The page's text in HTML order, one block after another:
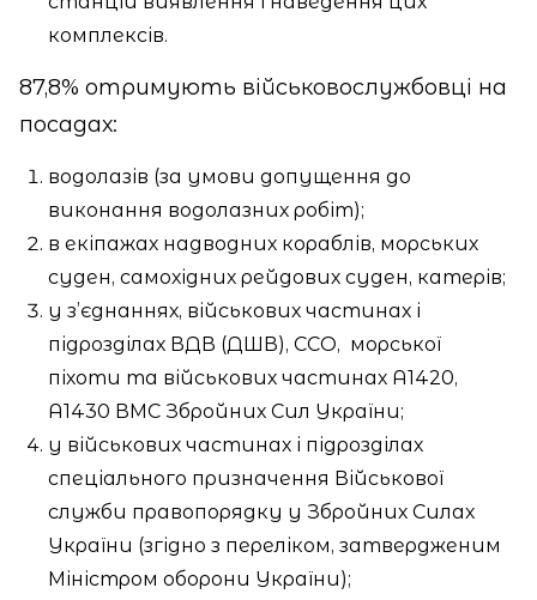
комплексів.
87,8% отримують військовослужбовці на
посадах:
водолазів (за умови допущення до
виконання водолазних робіт);
в екіпажах надводних кораблів, морських
суден, самохідних рейдових суден, катерів;
у з’єднаннях, військових частинах і
підрозділах ВДВ (ДШВ), ССО, морської
піхоти та військових частинах А1420,
А1430 ВМС Збройних Сил України;
у військових частинах і підрозділах
спеціального призначення Військової
служби правопорядку у Збройних Силах
України (згідно з переліком, затвердженим
Міністром оборони України);